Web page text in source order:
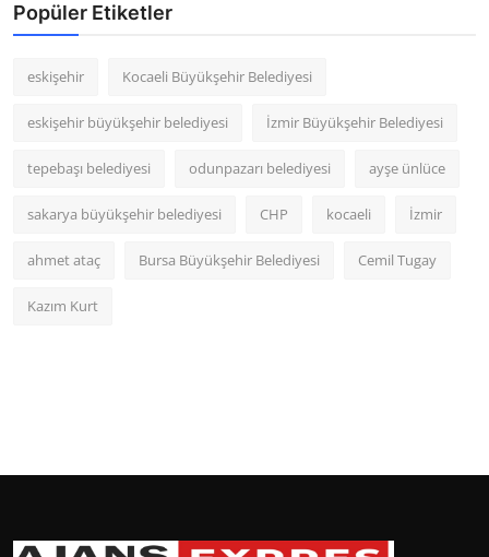
Popüler Etiketler
eskişehir Kocaeli Büyükşehir Belediyesi
eskişehir büyükşehir belediyesi İzmir Büyükşehir Belediyesi
tepebaşı belediyesi odunpazarı belediyesi ayşe ünlüce
sakarya büyükşehir belediyesi CHP kocaeli İzmir
ahmet ataç Bursa Büyükşehir Belediyesi Cemil Tugay
Kazım Kurt